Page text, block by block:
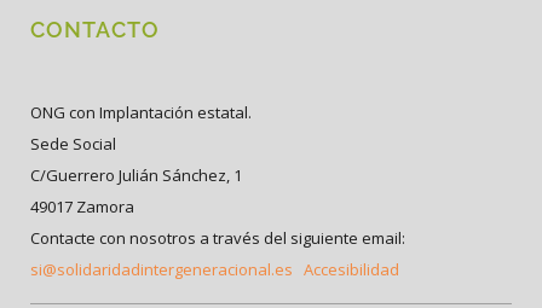
CONTACTO
ONG con Implantación estatal.
Sede Social
C/Guerrero Julián Sánchez, 1
49017 Zamora
Contacte con nosotros a través del siguiente email:
si@solidaridadintergeneracional.es Accesibilidad